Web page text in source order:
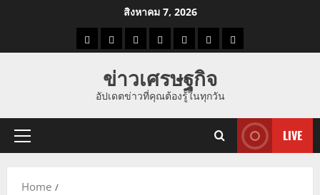
สิงหาคม 7, 2026
ราคาแนว
ราคา
ทอง
ข่าว
นี้
ข่าว
ดูด
ที่
ผู้ชาย
ข่าวเศรษฐกิจ
อัปเดตข่าวที่คุณต้องรู้ในทุกวัน
Primary
LIVE
Home